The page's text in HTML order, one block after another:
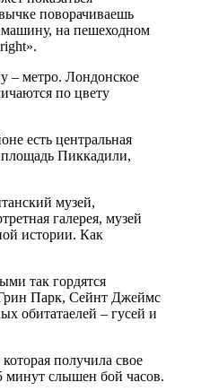
поворачиваешь
на пешеходном
– метро. Лондонское
по цвету
есть центральная
площадь Пиккадили,
музей,
галерея, музей
истории. Как
так гордятся
Парк, Сейнт Джеймс
обитатаелей – гусей и
получила свое
минут слышен бой часов.